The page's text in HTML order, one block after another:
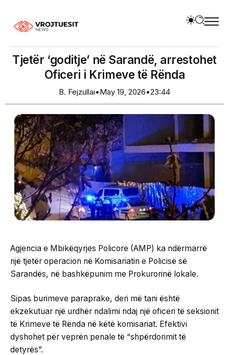
Tjetër ‘goditje’ në Sarandë, arrestohet
Oficeri i Krimeve të Rënda
B. Fejzullai•May 19, 2026•23:44
Agjencia e Mbikëqyrjes Policore (AMP) ka ndërmarrë
një tjetër operacion në Komisariatin e Policisë së
Sarandës, në bashkëpunim me Prokurorinë lokale.
Sipas burimeve paraprake, deri më tani është
ekzekutuar një urdhër ndalimi ndaj një oficeri të seksionit
të Krimeve të Rënda në këtë komisariat. Efektivi
dyshohet për veprën penale të “shpërdorimit të
detyrës”.